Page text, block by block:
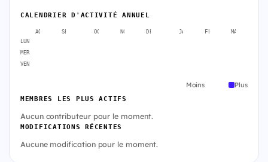
CALENDRIER D'ACTIVITÉ ANNUEL
AOÛT SEPT. OCT. NOV. DÉC. JANV. FÉVR. MARS
LUN
MER
VEN
Moins Plus
MEMBRES LES PLUS ACTIFS
Aucun contributeur pour le moment.
MODIFICATIONS RÉCENTES
Aucune modification pour le moment.